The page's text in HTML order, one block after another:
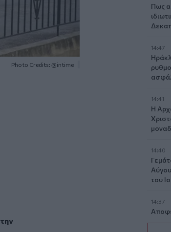
Photo Credits: @intime
την
Πως
14:47
14:41
Η
14:40
του
14:37